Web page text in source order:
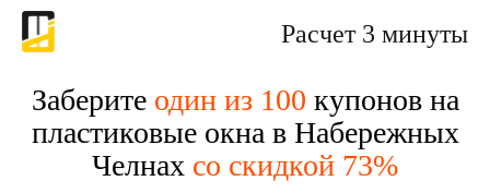
Расчет 3 минуты
Заберите один из 100 купонов на
пластиковые окна в Набережных
Челнах со скидкой 73%